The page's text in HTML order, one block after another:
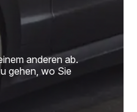
anderen ab.
gehen, wo Sie